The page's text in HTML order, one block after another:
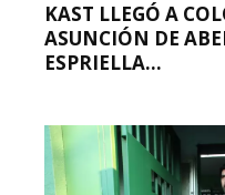
KAST LLEGÓ A
ASUNCIÓN DE
ESPRIELLA...